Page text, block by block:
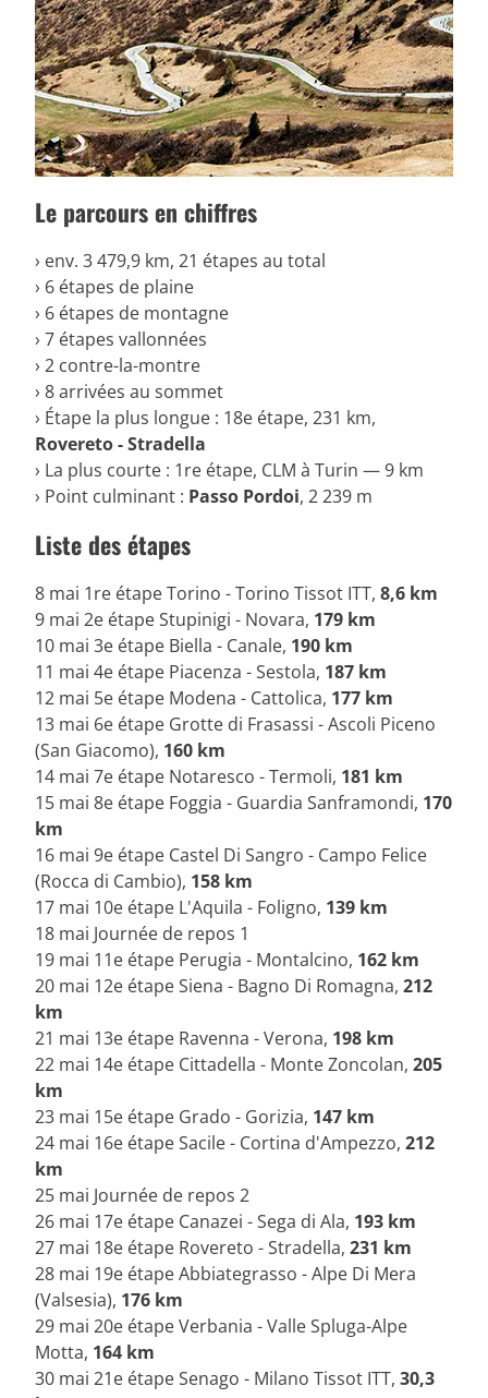
Le parcours en chiffres
› env. 3 479,9 km, 21 étapes au total
› 6 étapes de plaine
› 6 étapes de montagne
› 7 étapes vallonnées
› 2 contre-la-montre
› 8 arrivées au sommet
› Étape la plus longue : 18e étape, 231 km,
Rovereto - Stradella
› La plus courte : 1re étape, CLM à Turin — 9 km
› Point culminant : Passo Pordoi, 2 239 m
Liste des étapes
8 mai 1re étape Torino - Torino Tissot ITT, 8,6 km
9 mai 2e étape Stupinigi - Novara, 179 km
10 mai 3e étape Biella - Canale, 190 km
11 mai 4e étape Piacenza - Sestola, 187 km
12 mai 5e étape Modena - Cattolica, 177 km
13 mai 6e étape Grotte di Frasassi - Ascoli Piceno
(San Giacomo), 160 km
14 mai 7e étape Notaresco - Termoli, 181 km
15 mai 8e étape Foggia - Guardia Sanframondi, 170
km
16 mai 9e étape Castel Di Sangro - Campo Felice
(Rocca di Cambio), 158 km
17 mai 10e étape L'Aquila - Foligno, 139 km
18 mai Journée de repos 1
19 mai 11e étape Perugia - Montalcino, 162 km
20 mai 12e étape Siena - Bagno Di Romagna, 212
km
21 mai 13e étape Ravenna - Verona, 198 km
22 mai 14e étape Cittadella - Monte Zoncolan, 205
km
23 mai 15e étape Grado - Gorizia, 147 km
24 mai 16e étape Sacile - Cortina d'Ampezzo, 212
km
25 mai Journée de repos 2
26 mai 17e étape Canazei - Sega di Ala, 193 km
27 mai 18e étape Rovereto - Stradella, 231 km
28 mai 19e étape Abbiategrasso - Alpe Di Mera
(Valsesia), 176 km
29 mai 20e étape Verbania - Valle Spluga-Alpe
Motta, 164 km
30 mai 21e étape Senago - Milano Tissot ITT, 30,3